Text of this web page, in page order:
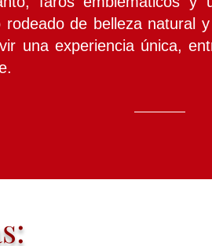
rodeado de belleza natural
una experiencia única,